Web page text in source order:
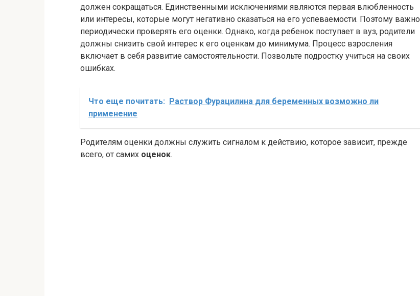
должен сокращаться. Единственными исключениями являются первая влюбленность
или интересы, которые могут негативно сказаться на его успеваемости. Поэтому важно
периодически проверять его оценки. Однако, когда ребенок поступает в вуз, родители
должны снизить свой интерес к его оценкам до минимума. Процесс взросления
включает в себя развитие самостоятельности. Позвольте подростку учиться на своих
ошибках.
Что еще почитать: Раствор Фурацилина для беременных возможно ли
применение
Родителям оценки должны служить сигналом к действию, которое зависит, прежде
всего, от самих оценок.